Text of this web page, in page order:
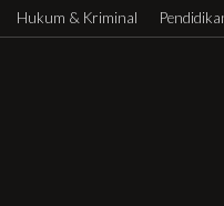
Hukum & Kriminal